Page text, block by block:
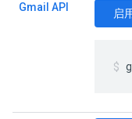
Gmail API 启